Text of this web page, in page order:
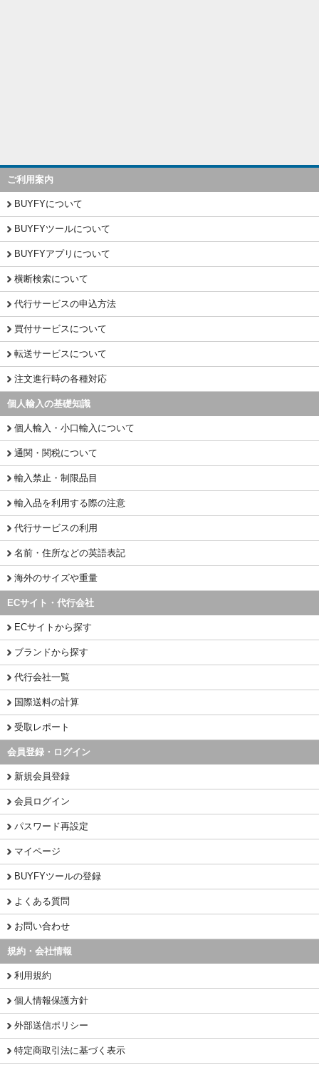
ご利用案内
BUYFYについて
BUYFYツールについて
BUYFYアプリについて
横断検索について
代行サービスの申込方法
買付サービスについて
転送サービスについて
注文進行時の各種対応
個人輸入の基礎知識
個人輸入・小口輸入について
通関・関税について
輸入禁止・制限品目
輸入品を利用する際の注意
代行サービスの利用
名前・住所などの英語表記
海外のサイズや重量
ECサイト・代行会社
ECサイトから探す
ブランドから探す
代行会社一覧
国際送料の計算
受取レポート
会員登録・ログイン
新規会員登録
会員ログイン
パスワード再設定
マイページ
BUYFYツールの登録
よくある質問
お問い合わせ
規約・会社情報
利用規約
個人情報保護方針
外部送信ポリシー
特定商取引法に基づく表示